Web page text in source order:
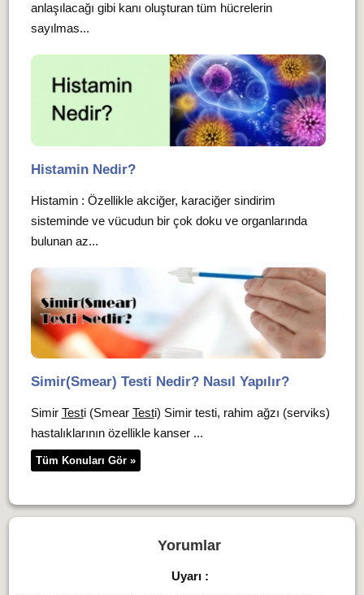
anlaşılacağı gibi kanı oluşturan tüm hücrelerin
sayılmas...
Histamin Nedir?
Histamin : Özellikle akciğer, karaciğer sindirim
sisteminde ve vücudun bir çok doku ve organlarında
bulunan az...
Simir(Smear) Testi Nedir? Nasıl Yapılır?
Simir Testi (Smear Testi) Simir testi, rahim ağzı (serviks)
hastalıklarının özellikle kanser ...
Tüm Konuları Gör »
Yorumlar
Uyarı :